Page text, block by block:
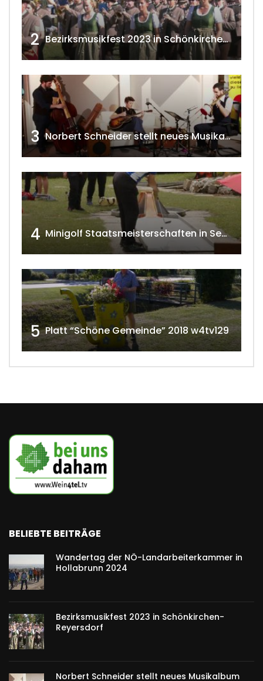
2 Bezirksmusikfest 2023 in Schönkirchen-Reyersdorf
3 Norbert Schneider stellt neues Musikalbum vor 2020 w4tv168
4 Minigolf Staatsmeisterschaften in Seefeld-Kadolz w4tv174
5 Platt “Schöne Gemeinde” 2018 w4tv129
BELIEBTE BEITRÄGE
Wandertag der NÖ-Landarbeiterkammer in
Hollabrunn 2024
Bezirksmusikfest 2023 in Schönkirchen-
Reyersdorf
Norbert Schneider stellt neues Musikalbum